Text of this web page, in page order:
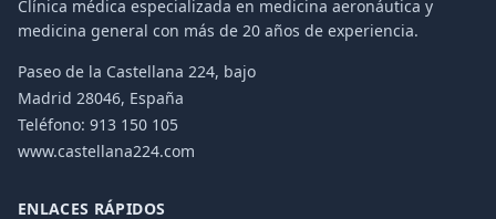
Clínica médica especializada en medicina aeronáutica y
medicina general con más de 20 años de experiencia.
Paseo de la Castellana 224, bajo
Madrid 28046, España
Teléfono: 913 150 105
www.castellana224.com
ENLACES RÁPIDOS